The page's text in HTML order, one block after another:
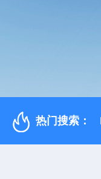
热门搜索：